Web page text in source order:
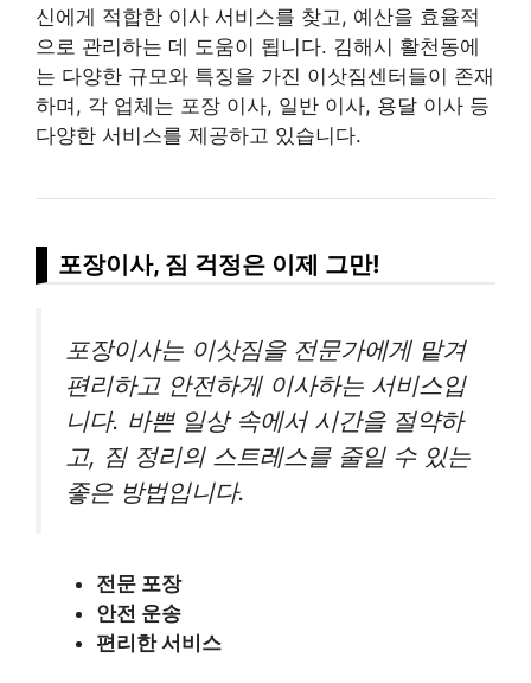
신에게 적합한 이사 서비스를 찾고, 예산을 효율적
으로 관리하는 데 도움이 됩니다. 김해시 활천동에
는 다양한 규모와 특징을 가진 이삿짐센터들이 존재
하며, 각 업체는 포장 이사, 일반 이사, 용달 이사 등
다양한 서비스를 제공하고 있습니다.
포장이사, 짐 걱정은 이제 그만!
포장이사는 이삿짐을 전문가에게 맡겨
편리하고 안전하게 이사하는 서비스입
니다. 바쁜 일상 속에서 시간을 절약하
고, 짐 정리의 스트레스를 줄일 수 있는
좋은 방법입니다.
전문 포장
안전 운송
편리한 서비스